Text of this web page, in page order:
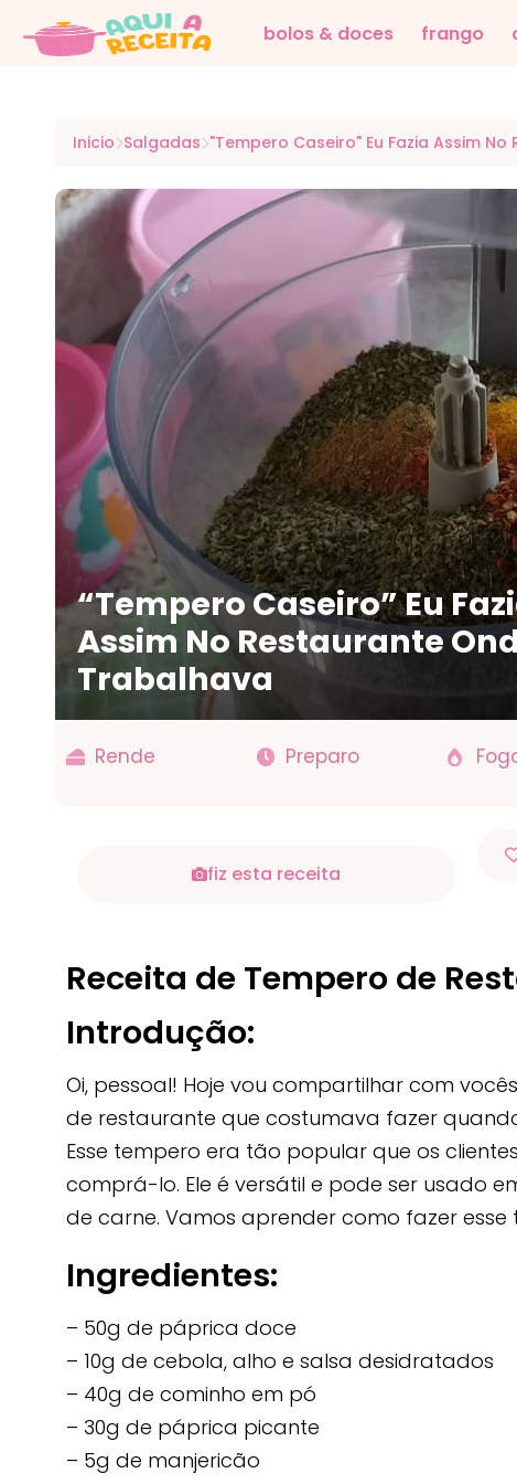
bolos & doces frango
Inicio Salgadas "Tempero Caseiro" Eu Fazia Assim
“Tempero Caseiro” Eu
Assim No Restaurante
Trabalhava
Rende Preparo
fiz esta receita
Receita de Tempero de
Introdução:
Oi, pessoal! Hoje vou compartilhar com
de restaurante que costumava fazer
Esse tempero era tão popular que os
comprá-lo. Ele é versátil e pode ser usado
de carne. Vamos aprender como fazer esse
Ingredientes:
– 50g de páprica doce
– 10g de cebola, alho e salsa desidratados
– 40g de cominho em pó
– 30g de páprica picante
– 5g de manjericão